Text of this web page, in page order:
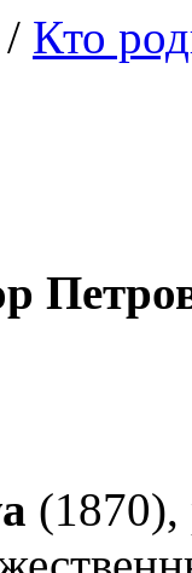
/ Кто
(1870),